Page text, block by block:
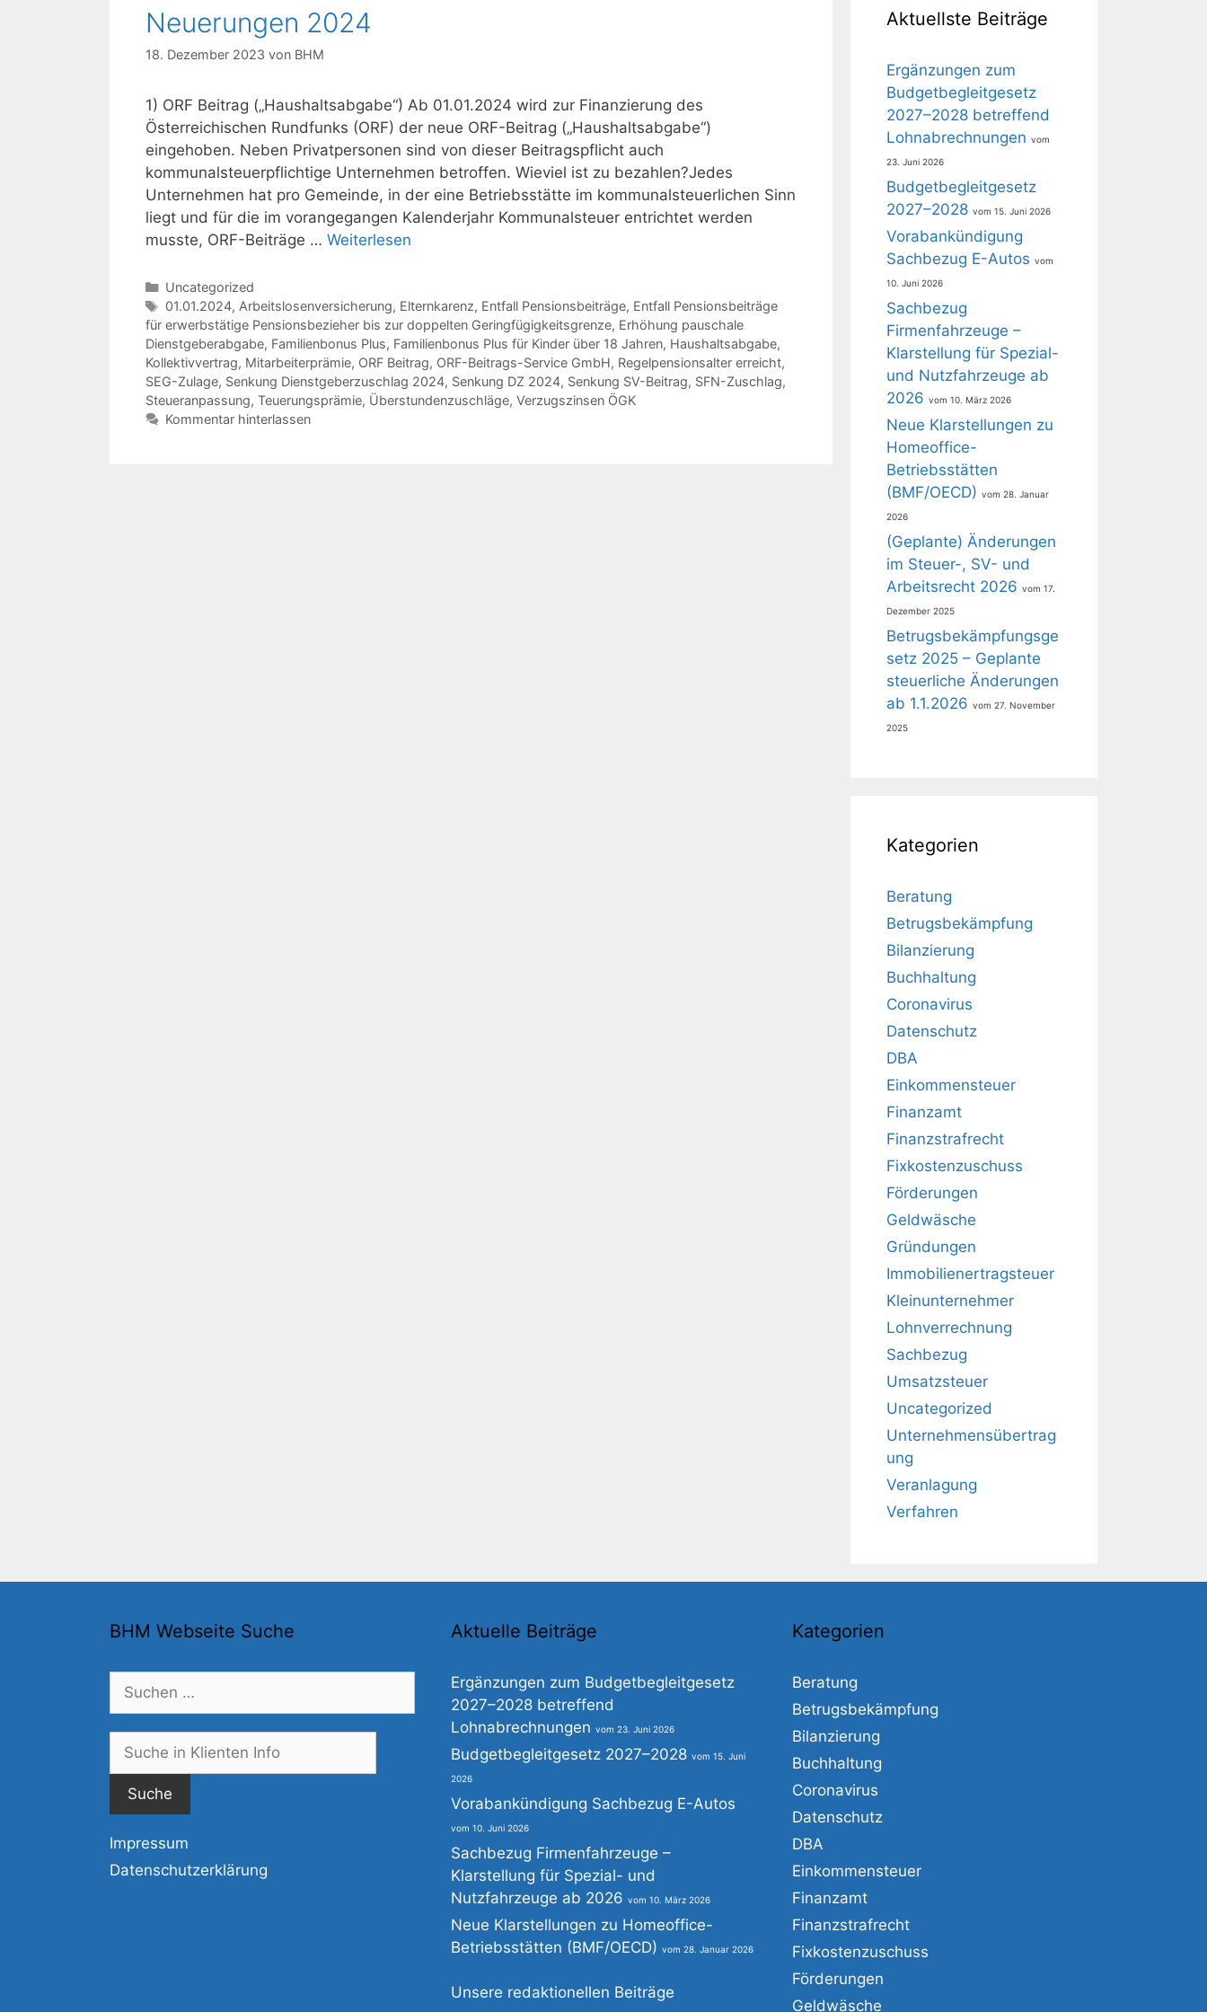
Neuerungen 2024
18. Dezember 2023 von BHM
1) ORF Beitrag („Haushaltsabgabe“) Ab 01.01.2024 wird zur Finanzierung des
Österreichischen Rundfunks (ORF) der neue ORF-Beitrag („Haushaltsabgabe“)
eingehoben. Neben Privatpersonen sind von dieser Beitragspflicht auch
kommunalsteuerpflichtige Unternehmen betroffen. Wieviel ist zu bezahlen?Jedes
Unternehmen hat pro Gemeinde, in der eine Betriebsstätte im kommunalsteuerlichen Sinn
liegt und für die im vorangegangen Kalenderjahr Kommunalsteuer entrichtet werden
musste, ORF-Beiträge … Weiterlesen
Kategorien
Uncategorized
Schlagwörter
01.01.2024, Arbeitslosenversicherung, Elternkarenz, Entfall Pensionsbeiträge, Entfall Pensionsbeiträge
für erwerbstätige Pensionsbezieher bis zur doppelten Geringfügigkeitsgrenze, Erhöhung pauschale
Dienstgeberabgabe, Familienbonus Plus, Familienbonus Plus für Kinder über 18 Jahren, Haushaltsabgabe,
Kollektivvertrag, Mitarbeiterprämie, ORF Beitrag, ORF-Beitrags-Service GmbH, Regelpensionsalter erreicht,
SEG-Zulage, Senkung Dienstgeberzuschlag 2024, Senkung DZ 2024, Senkung SV-Beitrag, SFN-Zuschlag,
Steueranpassung, Teuerungsprämie, Überstundenzuschläge, Verzugszinsen ÖGK
Kommentar hinterlassen
Aktuellste Beiträge
Ergänzungen zum
Budgetbegleitgesetz
2027–2028 betreffend
Lohnabrechnungen
23. Juni 2026
Budgetbegleitgesetz
2027–2028
15. Juni 2026
Vorabankündigung
Sachbezug E-Autos
10. Juni 2026
Sachbezug
Firmenfahrzeuge –
Klarstellung für Spezial-
und Nutzfahrzeuge ab
2026
10. März 2026
Neue Klarstellungen zu
Homeoffice-
Betriebsstätten
(BMF/OECD)
28. Januar
2026
(Geplante) Änderungen
im Steuer-, SV- und
Arbeitsrecht 2026
17.
Dezember 2025
Betrugsbekämpfungsge
setz 2025 – Geplante
steuerliche Änderungen
ab 1.1.2026
27. November
2025
Kategorien
Beratung
Betrugsbekämpfung
Bilanzierung
Buchhaltung
Coronavirus
Datenschutz
DBA
Einkommensteuer
Finanzamt
Finanzstrafrecht
Fixkostenzuschuss
Förderungen
Geldwäsche
Gründungen
Immobilienertragsteuer
Kleinunternehmer
Lohnverrechnung
Sachbezug
Umsatzsteuer
Uncategorized
Unternehmensübertrag
ung
Veranlagung
Verfahren
BHM Webseite Suche
nach:
Impressum
Datenschutzerklärung
Aktuelle Beiträge
Ergänzungen zum Budgetbegleitgesetz
2027–2028 betreffend
Lohnabrechnungen
23. Juni 2026
Budgetbegleitgesetz 2027–2028 15. Juni
2026
Vorabankündigung Sachbezug E-Autos
10. Juni 2026
Sachbezug Firmenfahrzeuge –
Klarstellung für Spezial- und
Nutzfahrzeuge ab 2026
10. März 2026
Neue Klarstellungen zu Homeoffice-
Betriebsstätten (BMF/OECD)
28. Januar 2026
Unsere redaktionellen Beiträge
Kategorien
Beratung
Betrugsbekämpfung
Bilanzierung
Buchhaltung
Coronavirus
Datenschutz
DBA
Einkommensteuer
Finanzamt
Finanzstrafrecht
Fixkostenzuschuss
Förderungen
Geldwäsche